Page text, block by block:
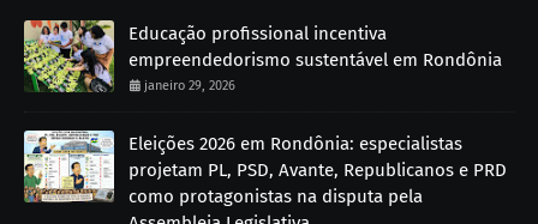
Educação profissional incentiva
empreendedorismo sustentável em Rondônia
janeiro 29, 2026
Eleições 2026 em Rondônia: especialistas
projetam PL, PSD, Avante, Republicanos e PRD
como protagonistas na disputa pela